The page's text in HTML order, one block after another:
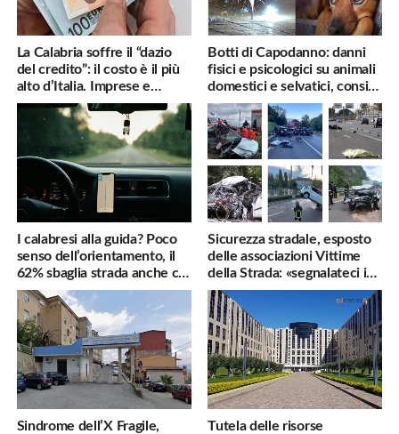
La Calabria soffre il “dazio
del credito”: il costo è il più
alto d’Italia. Imprese e
famiglie penalizzate
Botti di Capodanno: danni
fisici e psicologici su animali
domestici e selvatici, consigli
utili
I calabresi alla guida? Poco
senso dell’orientamento, il
62% sbaglia strada anche col
navigatore
Sicurezza stradale, esposto
delle associazioni Vittime
della Strada: «segnalateci i
pericoli, interverremo
subito»
Sindrome dell’X Fragile,
Tutela delle risorse